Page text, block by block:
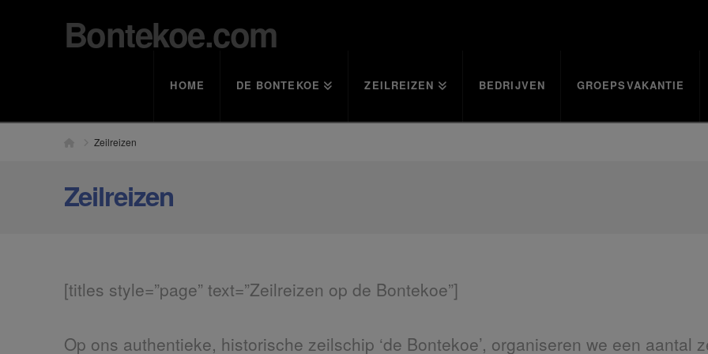
Bontekoe.com
HOME DE BONTEKOE ZEILREIZEN BEDRIJVEN GROEPSVAKANTIE
HomeZeilreizen
Zeilreizen
[titles style=”page” text=”Zeilreizen op de Bontekoe”]
Op ons authentieke, historische zeilschip ‘de Bontekoe’, organiseren we een aantal